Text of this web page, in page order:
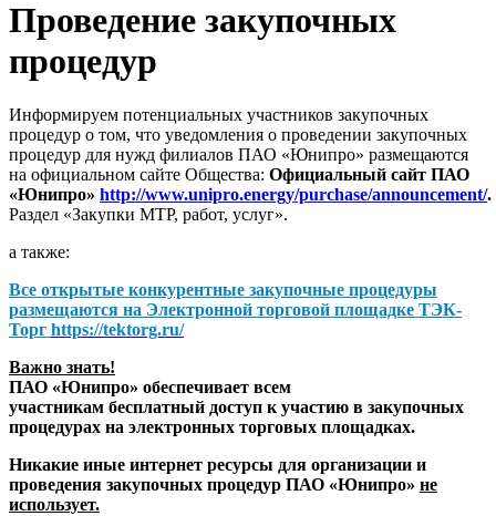
Проведение закупочных
процедур
Информируем потенциальных участников закупочных
процедур о том, что уведомления о проведении закупочных
процедур для нужд филиалов ПАО «Юнипро» размещаются
на официальном сайте Общества: Официальный сайт ПАО
«Юнипро» http://www.unipro.energy/purchase/announcement/.
Раздел «Закупки МТР, работ, услуг».
а также:
Все открытые конкурентные закупочные процедуры
размещаются на Электронной торговой площадке ТЭК-
Торг https://tektorg.ru/
Важно знать!
ПАО «Юнипро» обеспечивает всем
участникам бесплатный доступ к участию в закупочных
процедурах на электронных торговых площадках.
Никакие иные интернет ресурсы для организации и
проведения закупочных процедур ПАО «Юнипро» не
использует.